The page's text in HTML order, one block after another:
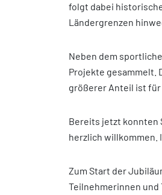
folgt dabei
Ländergrenzen
Neben dem
Projekte gesammelt.
größerer Anteil ist
Bereits jetzt konnten
herzlich willkommen.
Zum Start der
Teilnehmerinnen